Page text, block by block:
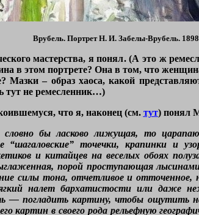
Врубель. Портрет Н. И. Забелы-Врубель.
мастерства, я понял. (А это ж
в этом портрете? Она в том, что
Мазки – образ хаоса, какой
тут не ремесленник…)
что я, наконец (см. тут) понял
бы ласково лижущая, то
точечки, крапинки и
и китайцев на веселых обоях
порой проступающая
силы тона, отчетливое и
налет бархатистости или даже
— погладить картину, чтобы ощутить
картин в своего рода рельефную